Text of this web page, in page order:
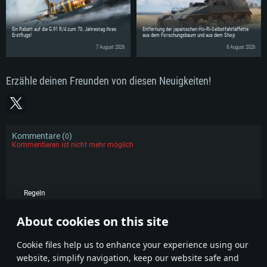
About cookies on this site
Сookie files help us to enhance your experience using our
website, simplify navigation, keep our website safe and
Ein Rabatt auf die G.91 R/4 zum 70. Jahrestag ihres
Erstflugs!
7 August 2026
Entfernung der japanischen Ho-Ri-Selbstfahrlaffette
aus dem Forschungsbaum und aus dem Shop
6 August 2026
Erzähle deinen Freunden von diesen Neuigkeiten!
Kommentare (0)
Kommentieren ist nicht mehr möglich
Regeln